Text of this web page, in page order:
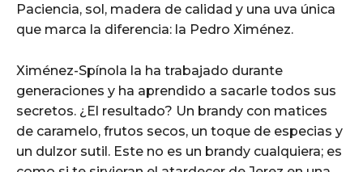
Paciencia, sol, madera de calidad y una uva única
que marca la diferencia: la Pedro Ximénez.
Ximénez-Spínola la ha trabajado durante
generaciones y ha aprendido a sacarle todos sus
secretos. ¿El resultado? Un brandy con matices
de caramelo, frutos secos, un toque de especias y
un dulzor sutil. Este no es un brandy cualquiera; es